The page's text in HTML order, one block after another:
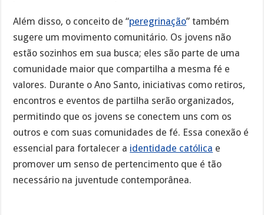
Além disso, o conceito de “peregrinação” também
sugere um movimento comunitário. Os jovens não
estão sozinhos em sua busca; eles são parte de uma
comunidade maior que compartilha a mesma fé e
valores. Durante o Ano Santo, iniciativas como retiros,
encontros e eventos de partilha serão organizados,
permitindo que os jovens se conectem uns com os
outros e com suas comunidades de fé. Essa conexão é
essencial para fortalecer a identidade católica e
promover um senso de pertencimento que é tão
necessário na juventude contemporânea.